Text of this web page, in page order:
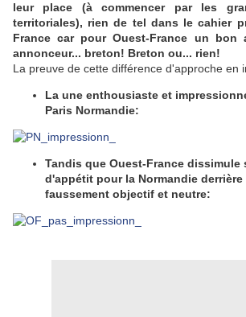
leur place (à commencer par les
territoriales), rien de tel dans le cahier
France car pour Ouest-France un bon
annonceur... breton! Breton ou... rien!
La preuve de cette différence d'approche en
La une enthousiaste et
Paris Normandie:
Tandis que Ouest-France dissimule
d'appétit pour la Normandie
faussement objectif et neutre: